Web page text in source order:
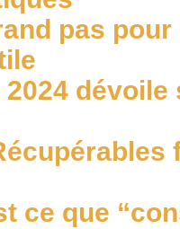
pas
2024
ce que